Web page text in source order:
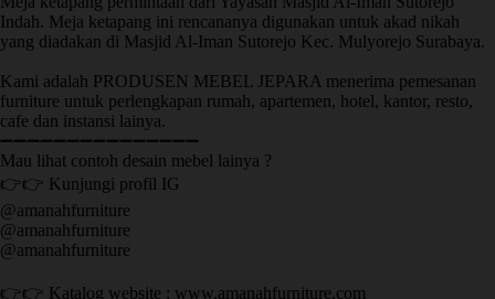
Indah. Meja ketapang ini rencananya digunakan untuk akad nikah
yang diadakan di Masjid Al-Iman Sutorejo Kec. Mulyorejo Surabaya.
Kami adalah PRODUSEN MEBEL JEPARA menerima pemesanan
furniture untuk perlengkapan rumah, apartemen, hotel, kantor, resto,
cafe dan instansi lainya.
➖➖➖➖➖➖➖➖➖➖➖➖➖➖➖
Mau lihat contoh desain mebel lainya ?
👉👉 Kunjungi profil IG
@amanahfurniture
@amanahfurniture
@amanahfurniture
👉👉 Katalog website : www.amanahfurniture.com